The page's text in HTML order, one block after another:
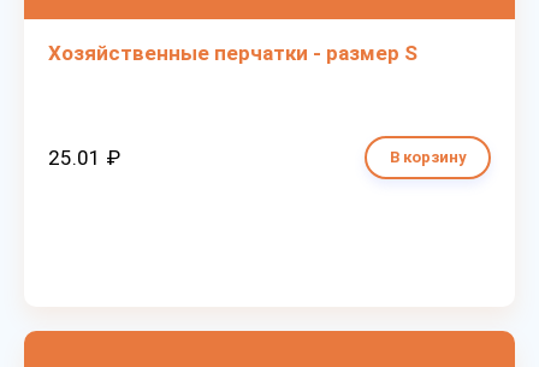
Хозяйственные перчатки - размер S
25.01 ₽ В корзину